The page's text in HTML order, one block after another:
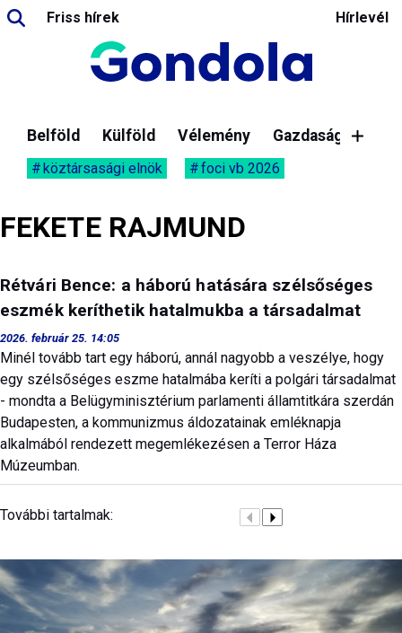
Friss hírek Hírlevél
Belföld Külföld Vélemény Gazdaság
köztársasági elnök foci vb 2026
FEKETE RAJMUND
Rétvári Bence: a háború hatására szélsőséges
eszmék keríthetik hatalmukba a társadalmat
2026. február 25. 14:05
Minél tovább tart egy háború, annál nagyobb a veszélye, hogy
egy szélsőséges eszme hatalmába keríti a polgári társadalmat
- mondta a Belügyminisztérium parlamenti államtitkára szerdán
Budapesten, a kommunizmus áldozatainak emléknapja
alkalmából rendezett megemlékezésen a Terror Háza
Múzeumban.
További tartalmak: